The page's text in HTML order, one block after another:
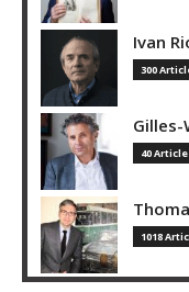
Ivan
300
Gilles-
40
1018